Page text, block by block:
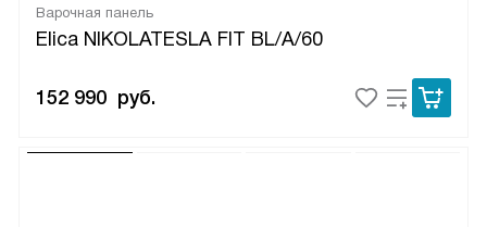
Варочная панель
Elica NIKOLATESLA FIT BL/A/60
152 990 руб.